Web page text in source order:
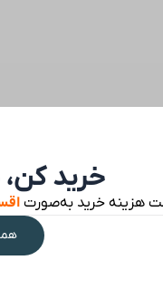
خرید
هزینه خرید به‌صورت